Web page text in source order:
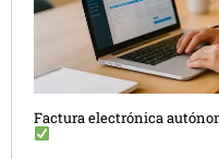
Factura electrónica